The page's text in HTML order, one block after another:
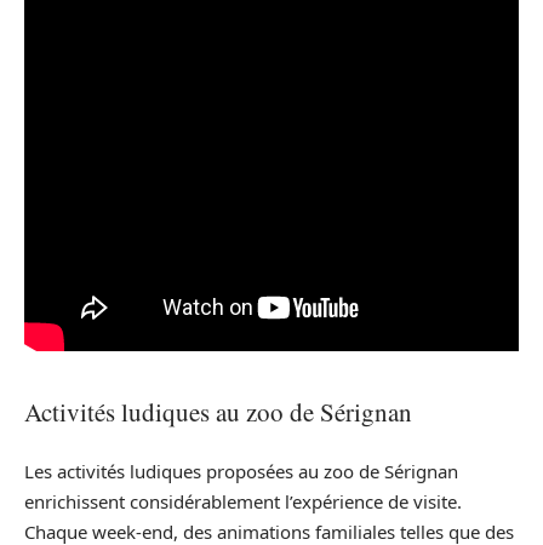
Activités ludiques au zoo de Sérignan
Les activités ludiques proposées au zoo de Sérignan
enrichissent considérablement l’expérience de visite.
Chaque week-end, des animations familiales telles que des